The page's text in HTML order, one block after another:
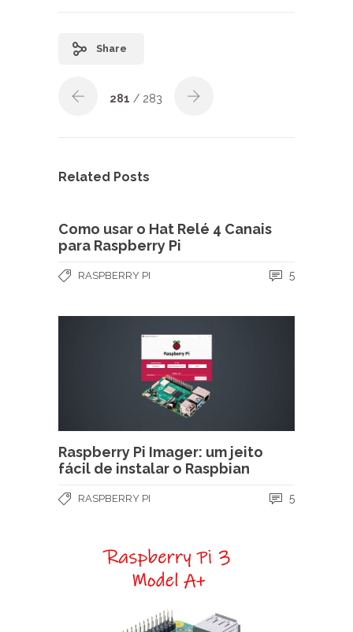
Share
281 / 283
Related Posts
Como usar o Hat Relé 4 Canais
para Raspberry Pi
RASPBERRY PI 5
Raspberry Pi Imager: um jeito
fácil de instalar o Raspbian
RASPBERRY PI 5